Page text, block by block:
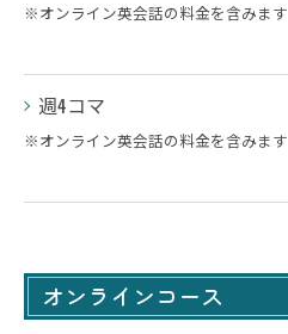
※オンライン英会話の料金を含みます
週4コマ
※オンライン英会話の料金を含みます
オンラインコース